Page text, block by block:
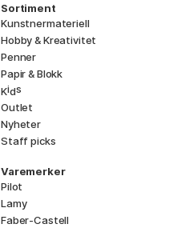
Sortiment
Kunstnermateriell
Hobby & Kreativitet
Penner
Papir & Blokk
Kids
Outlet
Nyheter
Staff picks
Varemerker
Pilot
Lamy
Faber-Castell